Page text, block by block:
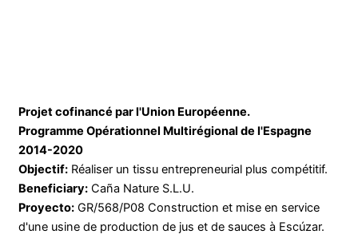
Projet cofinancé par l'Union Européenne.
Programme Opérationnel Multirégional de l'Espagne
2014-2020
Objectif: Réaliser un tissu entrepreneurial plus compétitif.
Beneficiary: Caña Nature S.L.U.
Proyecto: GR/568/P08 Construction et mise en service
d'une usine de production de jus et de sauces à Escúzar.